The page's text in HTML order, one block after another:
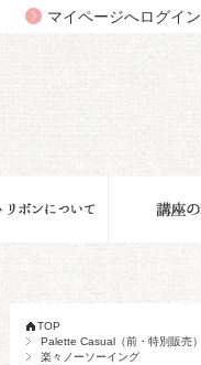
マイページへログイン
TOP
Palette Casual（前・特別販売）
楽々ノーソーイング